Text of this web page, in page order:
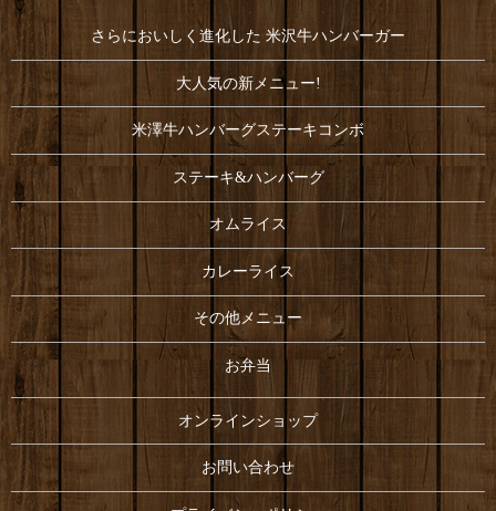
さらにおいしく進化した 米沢牛ハンバーガー
大人気の新メニュー!
米澤牛ハンバーグステーキコンボ
ステーキ&ハンバーグ
オムライス
カレーライス
その他メニュー
お弁当
オンラインショップ
お問い合わせ